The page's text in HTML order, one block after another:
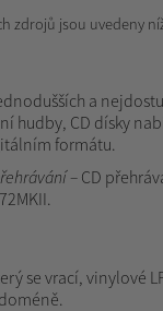
zdrojů jsou uvedeny
a
hudby, CD dísky
formátu.
– CD
se vrací, vinylové